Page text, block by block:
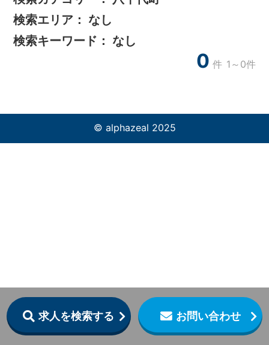
求人を検索する お問い合わせ
検索エリア： なし
検索キーワード： なし
0 件 1～0件
© alphazeal 2025